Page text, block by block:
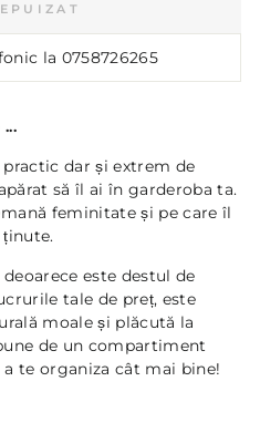
la 0758726265
dar și extrem de
să îl ai în garderoba ta.
feminitate și pe care îl
este destul de
tale de preț, este
moale și plăcută la
de un compartiment
te organiza cât mai bine!